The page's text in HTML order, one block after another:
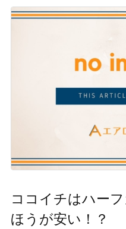
ココイチはハー
ほうが安い！？